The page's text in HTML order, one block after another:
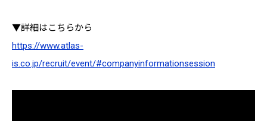
▼詳細はこちらから
https://www.atlas-
is.co.jp/recruit/event/#companyinformationsession